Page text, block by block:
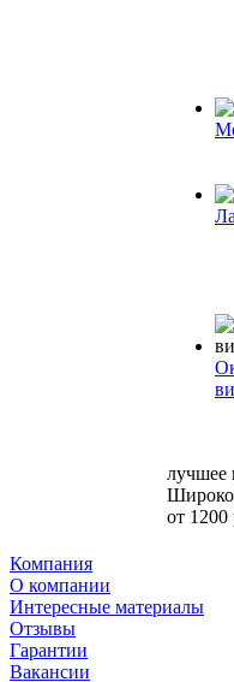
лучшее
от 1200
Компания
О компании
Интересные материалы
Отзывы
Гарантии
Вакансии